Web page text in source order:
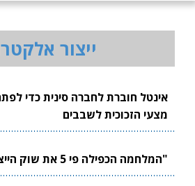
ייצור אלקטרוני
חוברת לחברה סינית כדי לפתח את
הזכוכית לשבבים
הכפילה פי 5 את שוק הייצור המיידי"